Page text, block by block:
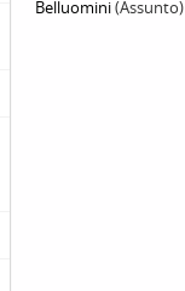
Belluomini(Assunto)